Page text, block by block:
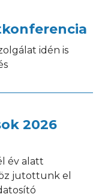
idén is
2026
év alatt
jutottunk el